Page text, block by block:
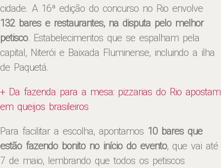
cidade. A 16ª edição do concurso no Rio envolve
132 bares e restaurantes, na disputa pelo melhor
petisco. Estabelecimentos que se espalham pela
capital, Niterói e Baixada Fluminense, incluindo a ilha
de Paquetá.
+ Da fazenda para a mesa: pizzarias do Rio apostam
em queijos brasileiros
Para facilitar a escolha, apontamos 10 bares que
estão fazendo bonito no início do evento, que vai até
7 de maio, lembrando que todos os petiscos